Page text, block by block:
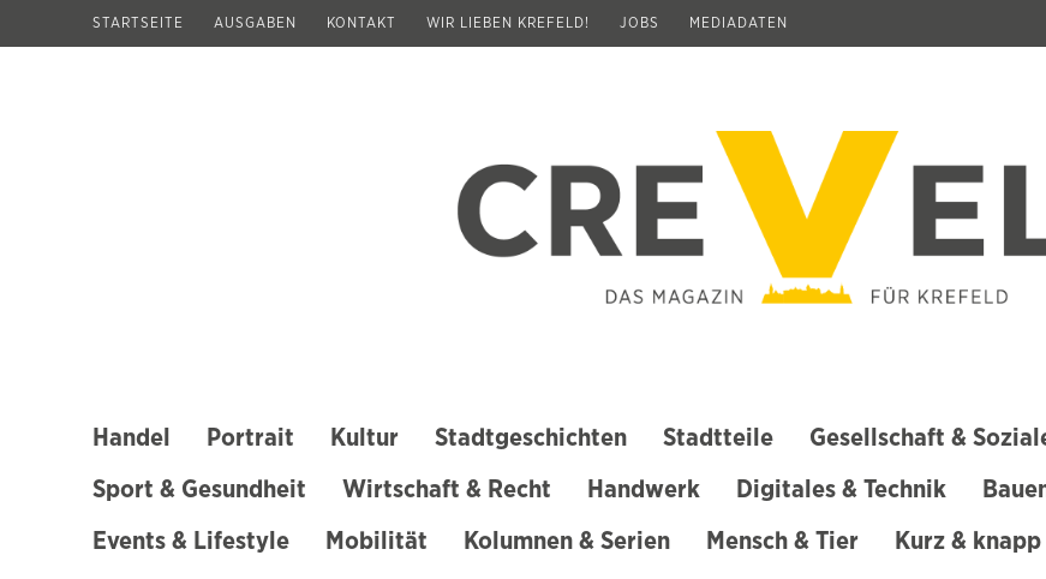
STARTSEITE AUSGABEN KONTAKT WIR LIEBEN KREFELD! JOBS MEDIADATEN
Handel Portrait Kultur Stadtgeschichten Stadtteile Gesellschaft &
Sport & Gesundheit Wirtschaft & Recht Handwerk Digitales & Technik
Events & Lifestyle Mobilität Kolumnen & Serien Mensch & Tier Kurz & knapp